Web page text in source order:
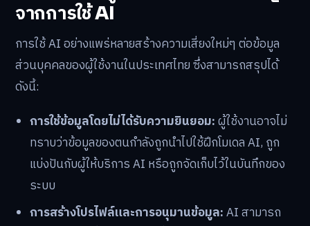
จากการใช้ AI
การใช้ AI อย่างแพร่หลายสร้างความเสี่ยงใหม่ๆ ต่อข้อมูล
ส่วนบุคคลของผู้ใช้งานในประเทศไทย ซึ่งสามารถสรุปได้
ดังนี้:
การใช้ข้อมูลโดยไม่ได้รับความยินยอม:ผู้ใช้งานอาจไม่
ทราบว่าข้อมูลของตนกำลังถูกนำไปใช้ฝึกโมเดล AI, ถูก
แบ่งปันกับผู้ให้บริการ AI หรือถูกจัดเก็บไว้ในบันทึกของ
ระบบ
การสร้างโปรไฟล์และการอนุมานข้อมูล:AI สามารถ